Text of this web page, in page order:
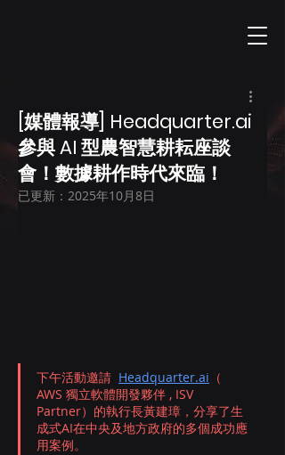
[媒體報導] Headquarter.ai
參與 AI 型農智慧耕耘座談
會！數據耕作時代來臨！
已更新： 2025年10月8日
下午活動邀請 Headquarter.ai （
AWS 獨立軟體開發夥伴 , ISV
Partner）的執行長黃建璋，分享了生
成式AI在中央及地方政府的多個成功應
用案例。